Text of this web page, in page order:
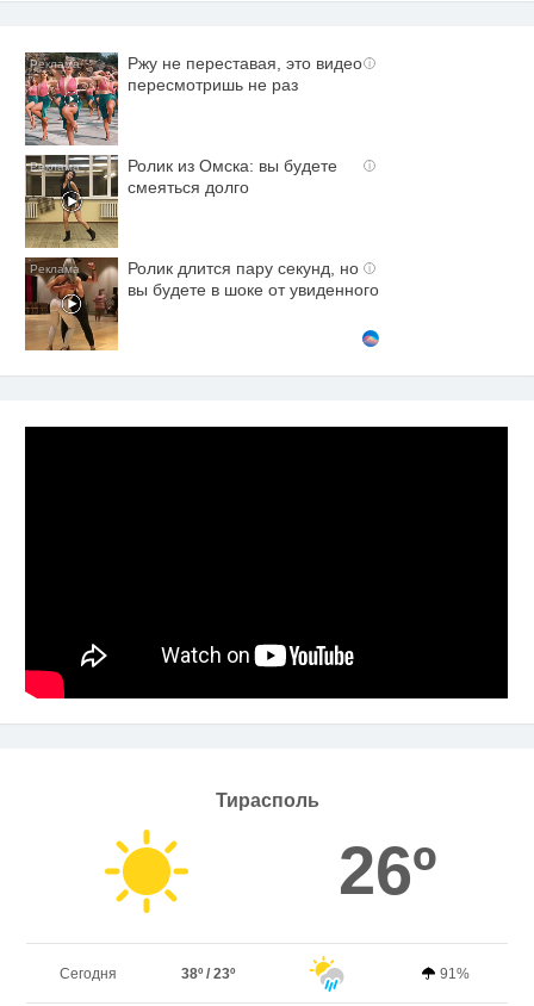
i
Ржу не переставая, это видео
пересмотришь не раз
i
Ролик из Омска: вы будете
смеяться долго
i
Ролик длится пару секунд, но
вы будете в шоке от увиденного
Тирасполь
26º
Сегодня 38º / 23º 91%